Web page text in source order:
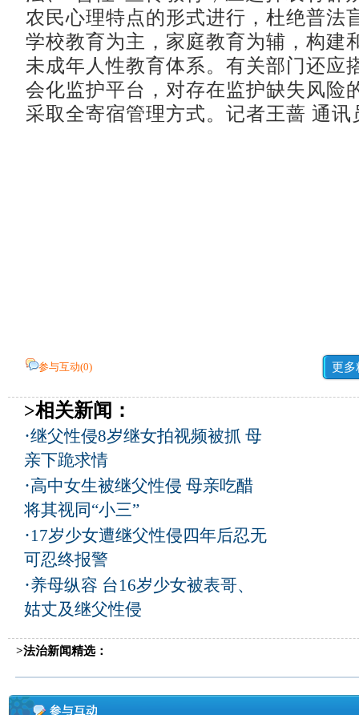
农民心理特点的形式进行，杜绝普法
学校教育为主，家庭教育为辅，构建
未成年人性教育体系。有关部门还应
会化监护平台，对存在监护缺失风险
采取全寄宿管理方式。记者王蔷 通讯
参与互动(0) 更多
>相关新闻：
·继父性侵8岁继女拍视频被抓 母
亲下跪求情
·高中女生被继父性侵 母亲吃醋
将其视同“小三”
·17岁少女遭继父性侵四年后忍无
可忍终报警
·养母纵容 台16岁少女被表哥、
姑丈及继父性侵
>法治新闻精选：